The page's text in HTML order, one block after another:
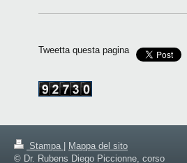
Tweetta questa pagina
Stampa
Mappa del sito
© Dr. Rubens Diego Piccionne, corso